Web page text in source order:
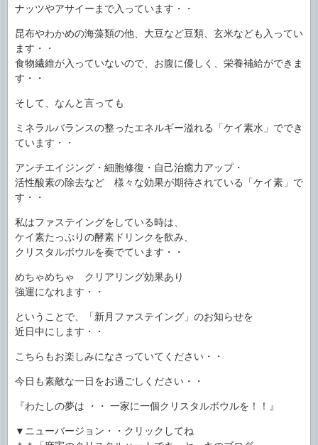
ナッツやアサイーまで入っています・・
昆布やわかめの海藻類の他、大豆など豆類、玄米なども入ってい
ます・・
食物繊維が入っていないので、お腹に優しく、栄養補給ができま
す・・
そして、なんと言っても
ミネラルバランスの整ったエネルギー溢れる「ケイ素水」ででき
ています・・
アンチエイジング・細胞修復・自己治癒力アップ・
活性酸素の除去など 様々な効果が期待されている「ケイ素」で
す・・
私はファステイングをしている時は、
ケイ素たっぷりの酵素ドリンクを飲み、
クリスタルボウルを奏でています・・
めちゃめちゃ クリアリング効果あり
強運になれます・・
ということで、「新月ファステイング」のお知らせを
近日中にします・・
こちらもお楽しみになさっていてください・・
今日も素敵な一日をお過ごしください・・
『わたしの夢は ・・ 一家に一個クリスタルボウルを！！』
▼ニューバージョン・・クリックしてね